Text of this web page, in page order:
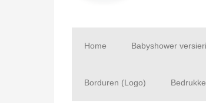
Home Babyshower
Borduren (Logo)